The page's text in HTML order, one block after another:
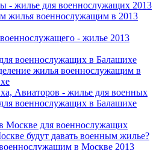
- жилье для военнослужащих 2013
жилья военнослужащим в 2013
- жилье 2013
военнослужащих в Балашихе
жилья военнослужащим в
Авиаторов - жилье для военных
военнослужащих в Балашихе
Москве для военнослужащих
будут давать военным жилье?
в Москве 2013